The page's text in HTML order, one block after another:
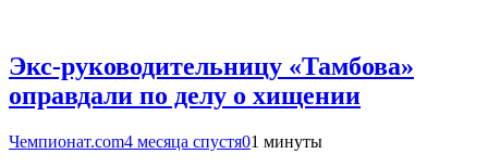
Экс-руководительницу «Тамбова»
оправдали по делу о хищении
Чемпионат.com4 месяца спустя01 минуты